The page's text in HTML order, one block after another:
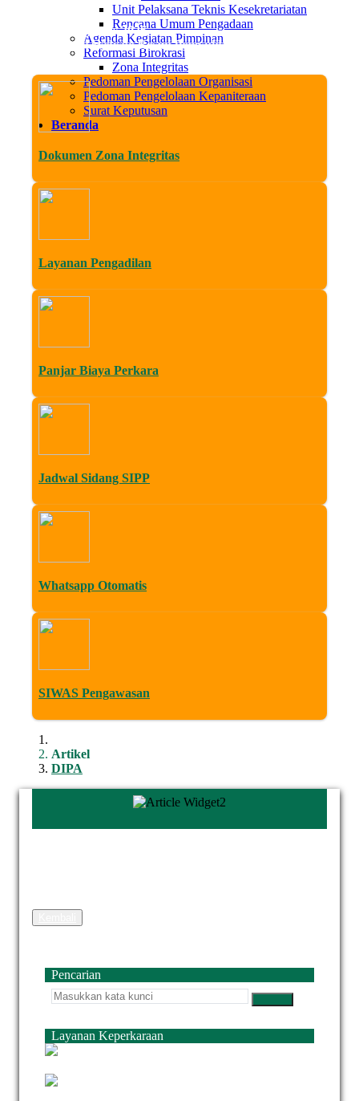
Unit Pelaksana Teknis Kesekretariatan
Rencana Umum Pengadaan
Agenda Kegiatan Pimpinan
Reformasi Birokrasi
Zona Integritas
Pedoman Pengelolaan Organisasi
Pedoman Pengelolaan Kepaniteraan
Surat Keputusan
Beranda
Kam, 06 Agustus 2026
di Website Resmi Pengadilan Agama Sleman. Media
Dokumen Zona Integritas
Layanan Pengadilan
Panjar Biaya Perkara
Jadwal Sidang SIPP
Whatsapp Otomatis
SIWAS Pengawasan
Artikel
DIPA
Pencarian
Layanan Keperkaraan